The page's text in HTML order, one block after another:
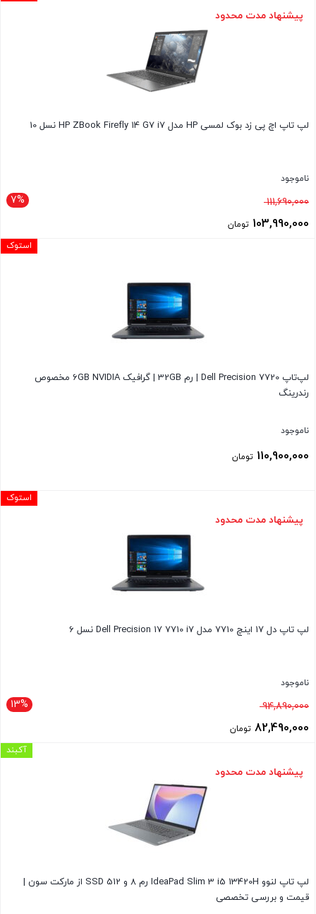
فعلی
پیشنهاد مدت محدود
لپ تاپ اچ پی زد بوک لمسی HP مدل HP ZBook Firefly 14 G7 i7 نسل 10
ناموجود
7% 111,690,000قیمت
اصلی103,990,000 تومان
لپ‌تاپ Dell Precision 7720 | رم 32GB | گرافیک 6GB NVIDIA مخصوص
رندرینگ
ناموجود
110,900,000 تومان
استوک
پیشنهاد مدت محدود
لپ تاپ دل 17 اینچ 7710 مدل Dell Precision 17 7710 i7 نسل 6
ناموجود
13% 94,890,000قیمت
اصلی82,490,000 تومان
فعلی
استوک
پیشنهاد مدت محدود
لپ تاپ لنوو IdeaPad Slim 3 i5 13420H رم 8 و SSD 512 از مارکت سون |
قیمت و بررسی تخصصی
آکبند